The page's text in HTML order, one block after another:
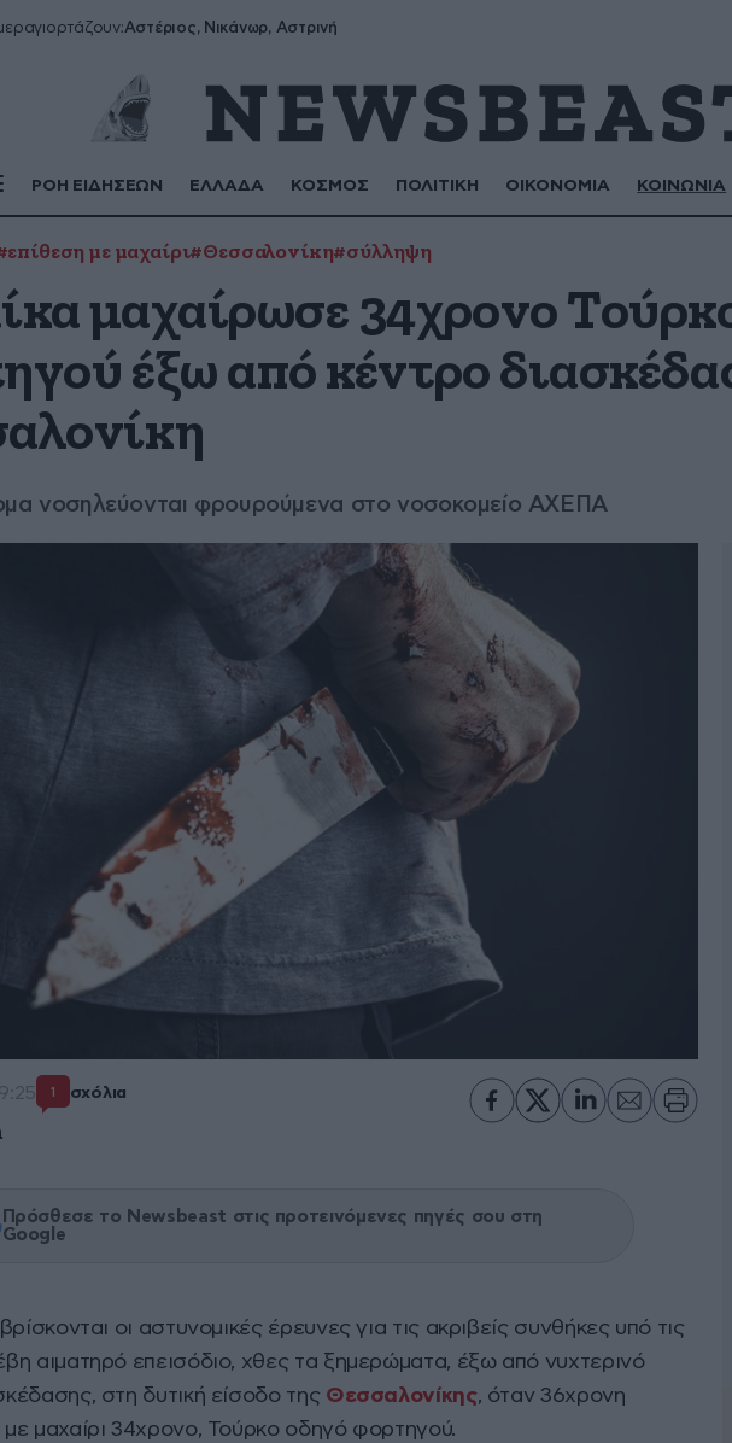
γιορτάζουν:Αστέριος, Νικάνωρ, Αστρινή
ΡΟΗ ΕΙΔΗΣΕΩΝ ΕΛΛΑΔΑ ΚΟΣΜΟΣ ΠΟΛΙΤΙΚΗ ΟΙΚΟΝΟΜΙΑ ΚΟΙΝΩΝΙΑ
με μαχαίρι#Θεσσαλονίκη#σύλληψη
μαχαίρωσε 34χρονο
έξω από κέντρο
νοσηλεύονται φρουρούμενα στο νοσοκομείο ΑΧΕΠΑ
1 σχόλια
Πρόσθεσε το Newsbeast στις προτεινόμενες πηγές σου στη
Google
οι αστυνομικές έρευνες για τις ακριβείς συνθήκες υπό τις
αιματηρό επεισόδιο, χθες τα ξημερώματα, έξω από νυχτερινό
στη δυτική είσοδο της Θεσσαλονίκης, όταν 36χρονη
με μαχαίρι 34χρονο, Τούρκο οδηγό φορτηγού.